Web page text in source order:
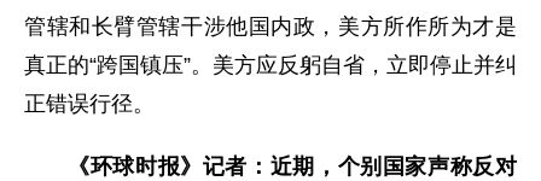
管辖和长臂管辖干涉他国内政，美方所作所为才是
真正的“跨国镇压”。美方应反躬自省，立即停止并纠
正错误行径。
《环球时报》记者：近期，个别国家声称反对